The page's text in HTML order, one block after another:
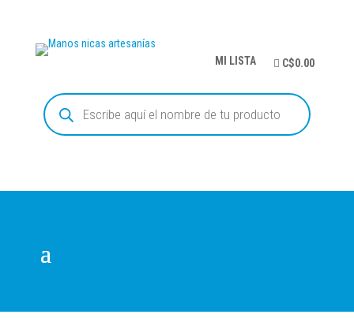
MI LISTA C$0.00
Búsqueda
de
productos